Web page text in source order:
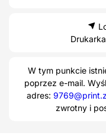
W tym punkcie
poprzez e-mail.
adres:
zwrotny i